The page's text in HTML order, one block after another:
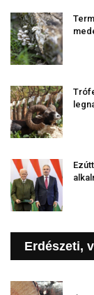
Erdészeti,